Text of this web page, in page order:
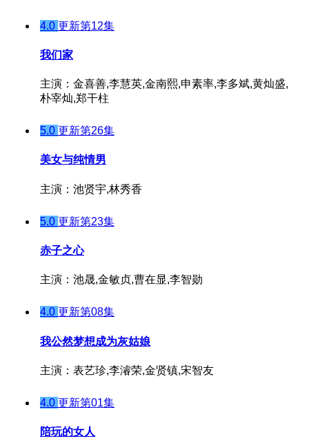
4.0 更新第12集
我们家
主演：金喜善,李慧英,金南熙,申素率,李多斌,黄灿盛,
朴宰灿,郑干柱
5.0 更新第26集
美女与纯情男
主演：池贤宇,林秀香
5.0 更新第23集
赤子之心
主演：池晟,金敏贞,曹在显,李智勋
4.0 更新第08集
我公然梦想成为灰姑娘
主演：表艺珍,李濬荣,金贤镇,宋智友
4.0 更新第01集
陪玩的女人